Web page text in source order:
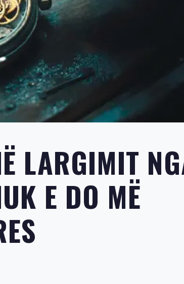
LARGIMIT
E DO MË